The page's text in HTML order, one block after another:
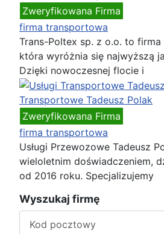
Zweryfikowana Firma
firma transportowa
Trans-Poltex sp. z o.o. to
która wyróżnia się najwyższą
Dzięki nowoczesnej flocie i
Transportowe Tadeusz Polak
Zweryfikowana Firma
firma transportowa
Usługi Przewozowe Tadeusz
wieloletnim doświadczeniem,
od 2016 roku. Specjalizujemy
Wyszukaj firmę